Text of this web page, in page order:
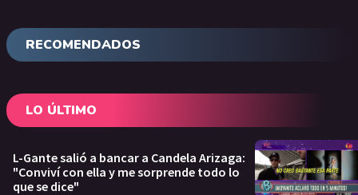
RECOMENDADOS
LO ÚLTIMO
L-Gante salió a bancar a Candela Arizaga:
"Conviví con ella y me sorprende todo lo
que se dice"